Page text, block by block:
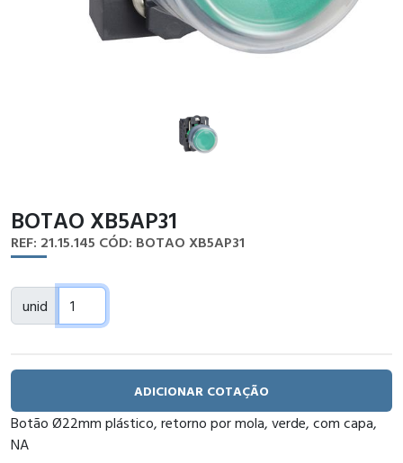
BOTAO XB5AP31
REF: 21.15.145 CÓD: BOTAO XB5AP31
unid
ADICIONAR COTAÇÃO
Botão Ø22mm plástico, retorno por mola, verde, com capa,
NA